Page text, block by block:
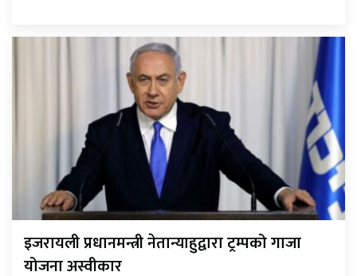
इजरायली प्रधानमन्त्री नेतान्याहुद्वारा ट्रम्पको गाजा
योजना अस्वीकार